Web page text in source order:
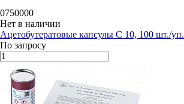
0750000
Нет в наличии
Ацетобутератовые капсулы C 10, 100 шт./уп.
По запросу